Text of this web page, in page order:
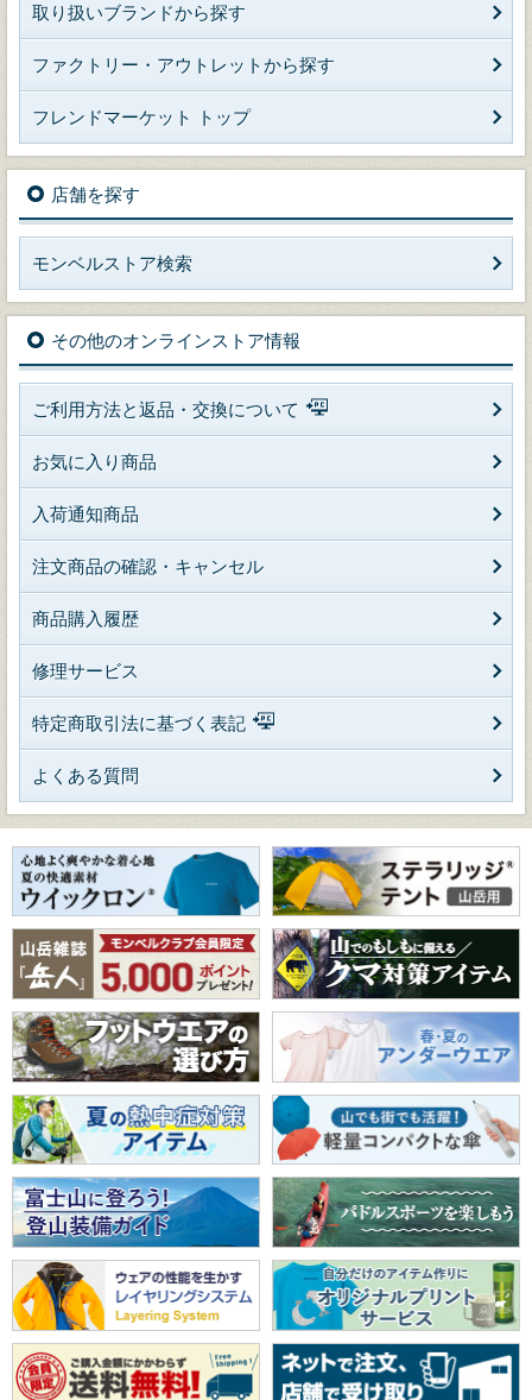
取り扱いブランドから探す
ファクトリー・アウトレットから探す
フレンドマーケット トップ
店舗を探す
モンベルストア検索
その他のオンラインストア情報
ご利用方法と返品・交換について
お気に入り商品
入荷通知商品
注文商品の確認・キャンセル
商品購入履歴
修理サービス
特定商取引法に基づく表記
よくある質問